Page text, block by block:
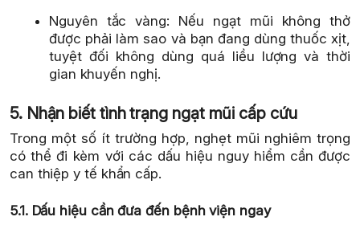
Nguyên tắc vàng: Nếu ngạt mũi không thở
được phải làm sao và bạn đang dùng thuốc xịt,
tuyệt đối không dùng quá liều lượng và thời
gian khuyến nghị.
5. Nhận biết tình trạng ngạt mũi cấp cứu
Trong một số ít trường hợp, nghẹt mũi nghiêm trọng
có thể đi kèm với các dấu hiệu nguy hiểm cần được
can thiệp y tế khẩn cấp.
5.1. Dấu hiệu cần đưa đến bệnh viện ngay